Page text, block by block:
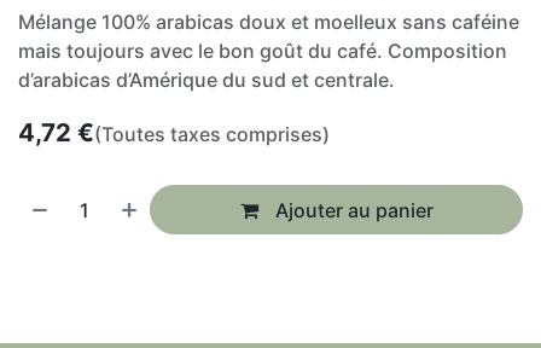
Mélange 100% arabicas doux et moelleux sans caféine
mais toujours avec le bon goût du café. Composition
d’arabicas d’Amérique du sud et centrale.
4,72 €(Toutes taxes comprises)
Ajouter au panier